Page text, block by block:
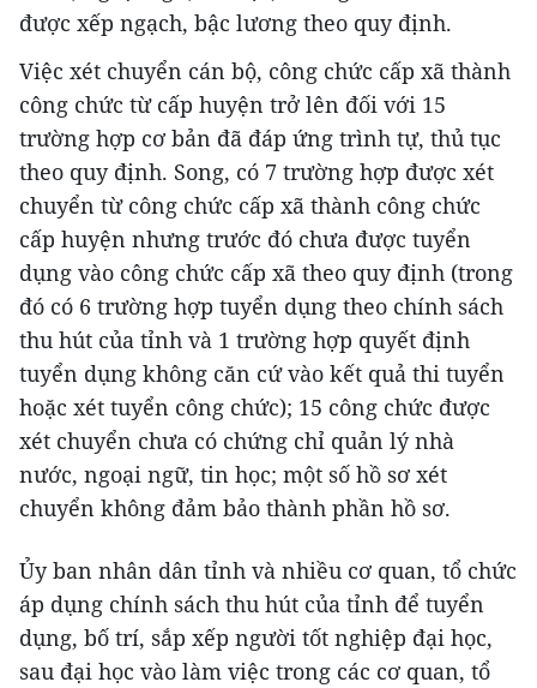
được xếp ngạch, bậc lương theo quy định.
Việc xét chuyển cán bộ, công chức cấp xã thành
công chức từ cấp huyện trở lên đối với 15
trường hợp cơ bản đã đáp ứng trình tự, thủ tục
theo quy định. Song, có 7 trường hợp được xét
chuyển từ công chức cấp xã thành công chức
cấp huyện nhưng trước đó chưa được tuyển
dụng vào công chức cấp xã theo quy định (trong
đó có 6 trường hợp tuyển dụng theo chính sách
thu hút của tỉnh và 1 trường hợp quyết định
tuyển dụng không căn cứ vào kết quả thi tuyển
hoặc xét tuyển công chức); 15 công chức được
xét chuyển chưa có chứng chỉ quản lý nhà
nước, ngoại ngữ, tin học; một số hồ sơ xét
chuyển không đảm bảo thành phần hồ sơ.
Ủy ban nhân dân tỉnh và nhiều cơ quan, tổ chức
áp dụng chính sách thu hút của tỉnh để tuyển
dụng, bố trí, sắp xếp người tốt nghiệp đại học,
sau đại học vào làm việc trong các cơ quan, tổ